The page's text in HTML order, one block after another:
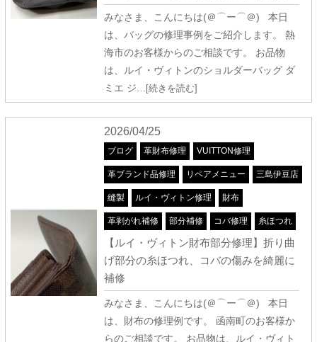
みなさま、こんにちは(＠⌒ー⌒＠) 本日
は、バッグの修理事例をご紹介します。 熱
海市のお客様からのご相談です。 お品物
は、ルイ・ヴィトンのショルダーバッグ ダ
ミエ ジ…[続きを読む]
2026/04/25
ブログ 革財布修理 VUITTON修理
革ブランド品修理 リペアメニュー 三島伊豆店
縫製 ルイ・ヴィトン修理 財布
革剥がれ補修 部分補修 コバ修理 糸ほつれ
【ルイ・ヴィトン財布部分修理】折り曲
げ部分の糸ほつれ、コバの傷みを綺麗に
補修
みなさま、こんにちは(＠⌒ー⌒＠) 本日
は、財布の修理例です。 函南町のお客様か
らのご相談です。 お品物は、ルイ・ヴィト